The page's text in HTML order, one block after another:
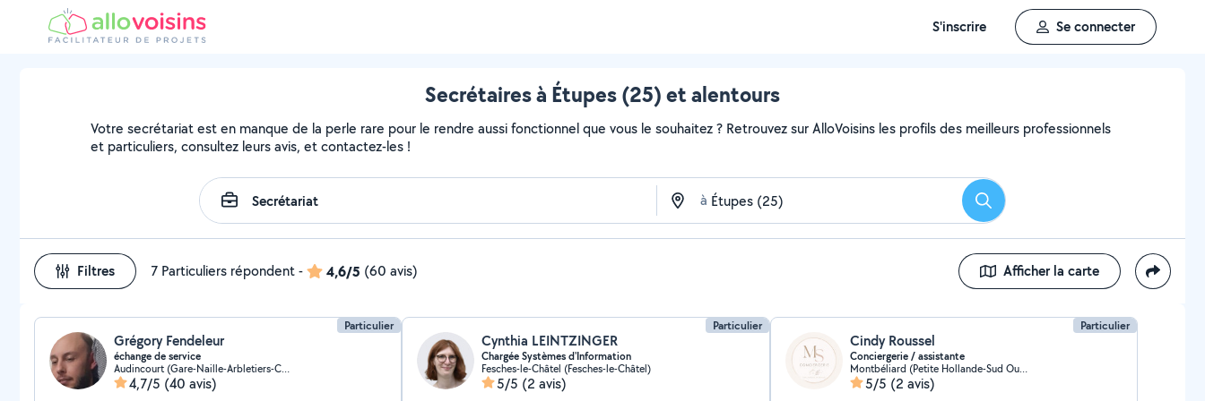
S'inscrire Se connecter
Secrétaires à Étupes (25) et alentours
Votre secrétariat est en manque de la perle rare pour le rendre aussi fonctionnel que vous le souhaitez ? Retrouvez sur AlloVoisins les profils des meilleurs professionnels
et particuliers, consultez leurs avis, et contactez-les !
à Rechercher
Filtres 7 Particuliers répondent- 4,6/5 (60 avis) Afficher la carte
Particulier
Grégory Fendeleur
échange de service
Audincourt (Gare-Naille-Arbletiers-Cantons)
4,7/5 (40 avis)
Particulier
Cynthia LEINTZINGER
Chargée Systèmes d'Information
Fesches-le-Châtel (Fesches-le-Châtel)
5/5 (2 avis)
Particulier
Cindy Roussel
Conciergerie / assistante
Montbéliard (Petite Hollande-Sud Ouest)
5/5 (2 avis)